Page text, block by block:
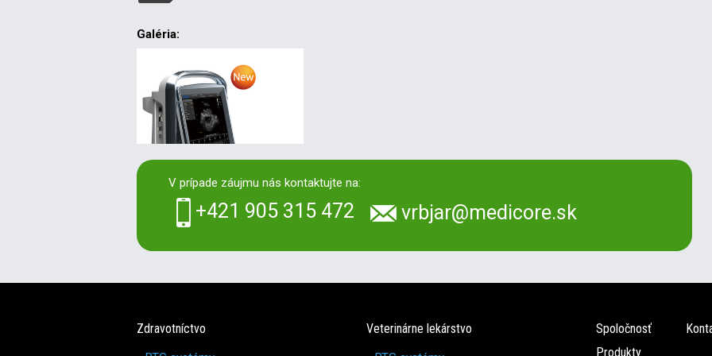
Galéria:
V prípade záujmu nás kontaktujte na:
+421 905 315 472 vrbjar@medicore.sk
Zdravotníctvo Veterinárne lekárstvo
Spoločnosť
Produkty